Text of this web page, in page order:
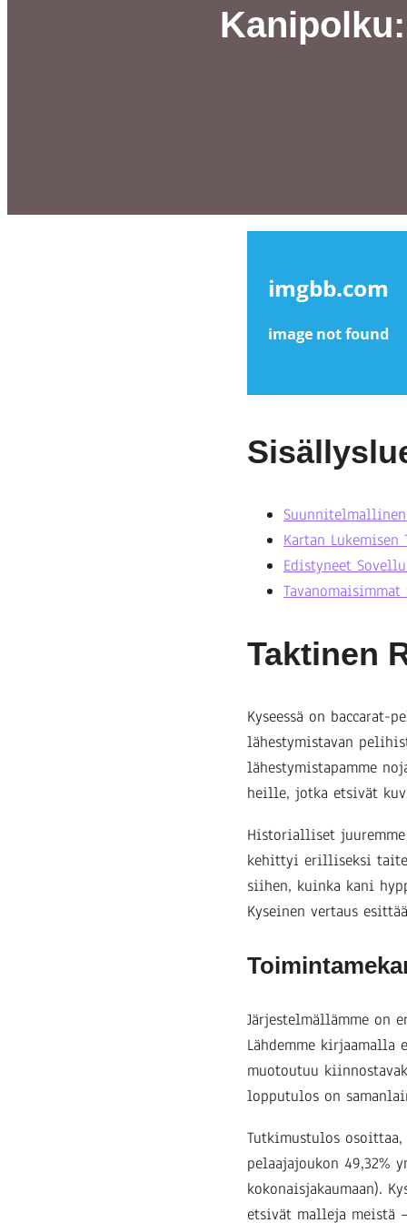
Kartan Lukemisen
Edistyneet
Taktinen
Kyseessä on
lähestymistavan
lähestymistapamme
heille, jotka etsivät
Historialliset
kehittyi erilliseksi
siihen, kuinka kani
Kyseinen vertaus
Järjestelmällämme on
Lähdemme kirjaamalla
muotoutuu
lopputulos on
Tutkimustulos
pelaajajoukon 49,32%
kokonaisjakaumaan).
etsivät malleja meistä